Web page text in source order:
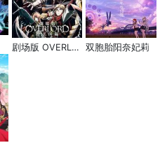
剧场版 OVERLORD 圣王国篇 双胞胎阳奈妃莉